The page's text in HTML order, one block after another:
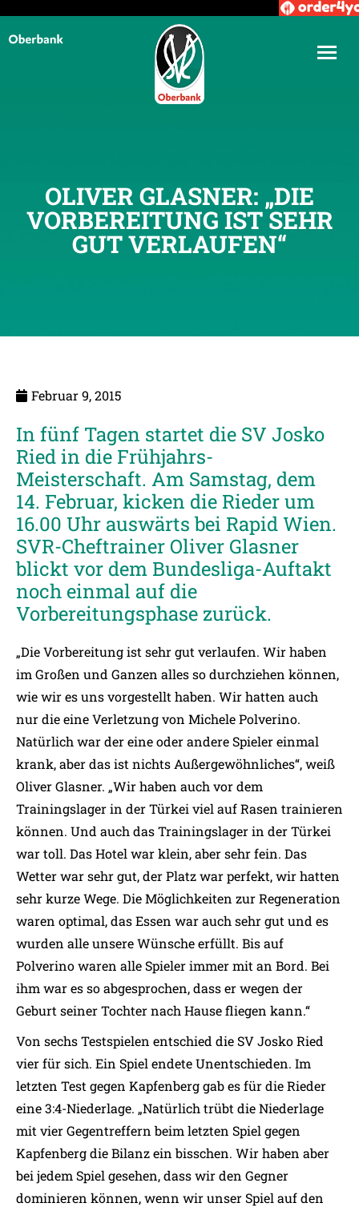
OLIVER GLASNER: „DIE
VORBEREITUNG IST SEHR
GUT VERLAUFEN“
Februar 9, 2015
In fünf Tagen startet die SV Josko
Ried in die Frühjahrs-
Meisterschaft. Am Samstag, dem
14. Februar, kicken die Rieder um
16.00 Uhr auswärts bei Rapid Wien.
SVR-Cheftrainer Oliver Glasner
blickt vor dem Bundesliga-Auftakt
noch einmal auf die
Vorbereitungsphase zurück.
„Die Vorbereitung ist sehr gut verlaufen. Wir haben
im Großen und Ganzen alles so durchziehen können,
wie wir es uns vorgestellt haben. Wir hatten auch
nur die eine Verletzung von Michele Polverino.
Natürlich war der eine oder andere Spieler einmal
krank, aber das ist nichts Außergewöhnliches“, weiß
Oliver Glasner. „Wir haben auch vor dem
Trainingslager in der Türkei viel auf Rasen trainieren
können. Und auch das Trainingslager in der Türkei
war toll. Das Hotel war klein, aber sehr fein. Das
Wetter war sehr gut, der Platz war perfekt, wir hatten
sehr kurze Wege. Die Möglichkeiten zur Regeneration
waren optimal, das Essen war auch sehr gut und es
wurden alle unsere Wünsche erfüllt. Bis auf
Polverino waren alle Spieler immer mit an Bord. Bei
ihm war es so abgesprochen, dass er wegen der
Geburt seiner Tochter nach Hause fliegen kann.“
Von sechs Testspielen entschied die SV Josko Ried
vier für sich. Ein Spiel endete Unentschieden. Im
letzten Test gegen Kapfenberg gab es für die Rieder
eine 3:4-Niederlage. „Natürlich trübt die Niederlage
mit vier Gegentreffern beim letzten Spiel gegen
Kapfenberg die Bilanz ein bisschen. Wir haben aber
bei jedem Spiel gesehen, dass wir den Gegner
dominieren können, wenn wir unser Spiel auf den